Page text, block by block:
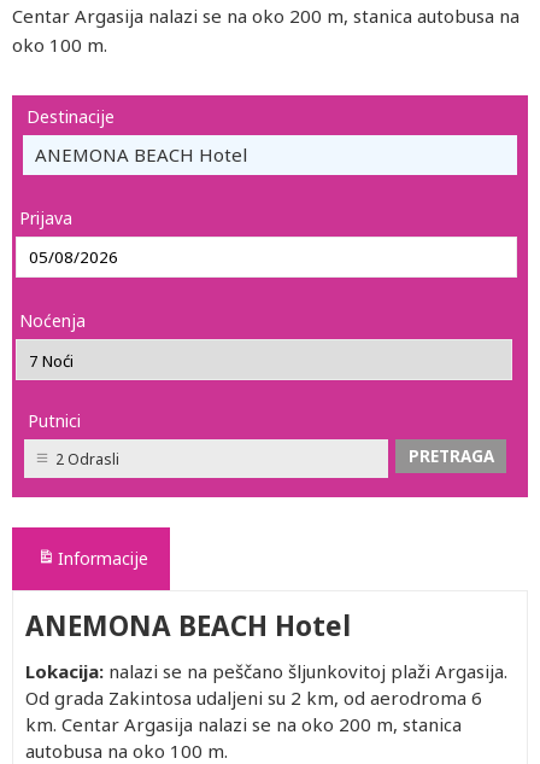
Centar Argasija nalazi se na oko 200 m, stanica autobusa na
oko 100 m.
Destinacije
ANEMONA BEACH Hotel
Prijava
Noćenja
Putnici
2 Odrasli
Informacije
ANEMONA BEACH Hotel
Lokacija: nalazi se na peščano šljunkovitoj plaži Argasija.
Od grada Zakintosa udaljeni su 2 km, od aerodroma 6
km. Centar Argasija nalazi se na oko 200 m, stanica
autobusa na oko 100 m.